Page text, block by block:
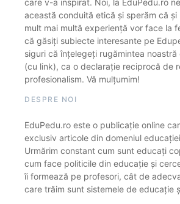
care v-a inspirat. Noi, la EduPedu.ro
această conduită etică și sperăm că și
mult mai multă experiență vor face la
că găsiți subiecte interesante pe
siguri că înțelegeți rugămintea noastră
(cu link), ca o declarație reciprocă de
profesionalism. Vă mulțumim!
DESPRE NOI
EduPedu.ro este o publicație online
exclusiv articole din domeniul
Urmărim constant cum sunt educați
cum face politicile din educație și
îi formează pe profesori, cât de
care trăim sunt sistemele de educație